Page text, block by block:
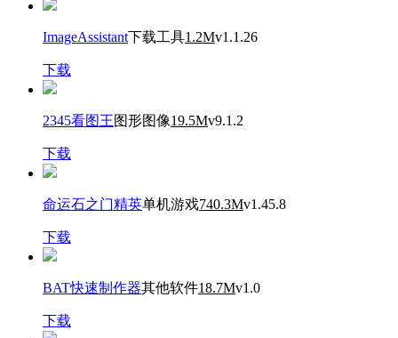
ImageAssistant下载工具1.2Mv1.1.26
下载
2345看图王图形图像19.5Mv9.1.2
下载
命运石之门精英单机游戏740.3Mv1.45.8
下载
BAT快速制作器其他软件18.7Mv1.0
下载